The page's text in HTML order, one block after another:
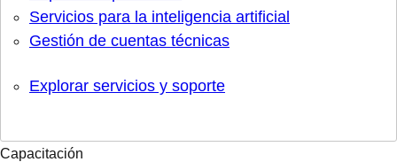
Servicios para la inteligencia artificial
Gestión de cuentas técnicas
Explorar servicios y soporte
Capacitación